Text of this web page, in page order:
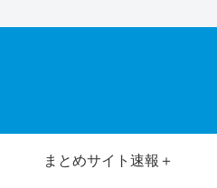
まとめサイト速報＋